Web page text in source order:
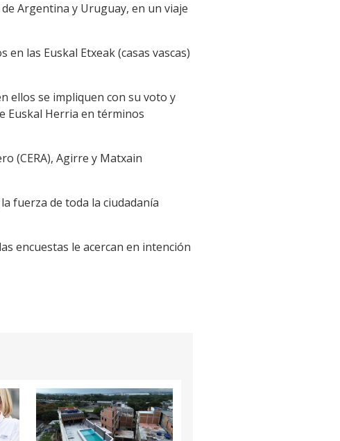
Argentina y Uruguay, en un viaje
las Euskal Etxeak (casas vascas)
ellos se impliquen con su voto y
Euskal Herria en términos
(CERA), Agirre y Matxain
fuerza de toda la ciudadanía
encuestas le acercan en intención